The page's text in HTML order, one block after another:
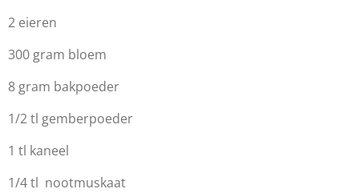
2 eieren
300 gram bloem
8 gram bakpoeder
1/2 tl gemberpoeder
1 tl kaneel
1/4 tl nootmuskaat